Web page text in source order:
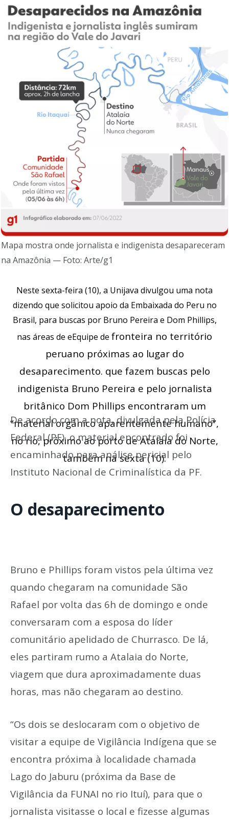
Mapa mostra onde jornalista e indigenista desapareceram
na Amazônia — Foto: Arte/g1
Neste sexta-feira (10), a Unijava divulgou uma nota
dizendo que solicitou apoio da Embaixada do Peru no
Brasil, para buscas por Bruno Pereira e Dom Phillips,
nas áreas de eEquipe de fronteira no território
peruano próximas ao lugar do
desaparecimento. que fazem buscas pelo
indigenista Bruno Pereira e pelo jornalista
britânico Dom Phillips encontraram um
“material orgânico aparentemente humano”,
no rio, próximo ao porto de Atalaia do Norte,
também na sexta (10).
De acordo com a nota, divulgada pela Polícia
Federal (PF), o material encontrado foi
encaminhado para análise pericial pelo
Instituto Nacional de Criminalística da PF.
O desaparecimento
Bruno e Phillips foram vistos pela última vez
quando chegaram na comunidade São
Rafael por volta das 6h de domingo e onde
conversaram com a esposa do líder
comunitário apelidado de Churrasco. De lá,
eles partiram rumo a Atalaia do Norte,
viagem que dura aproximadamente duas
horas, mas não chegaram ao destino.
“Os dois se deslocaram com o objetivo de
visitar a equipe de Vigilância Indígena que se
encontra próxima à localidade chamada
Lago do Jaburu (próxima da Base de
Vigilância da FUNAI no rio Ituí), para que o
jornalista visitasse o local e fizesse algumas